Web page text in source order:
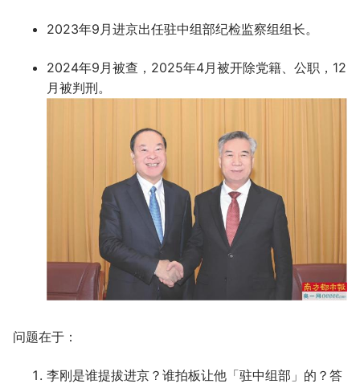
2023年9月进京出任驻中组部纪检监察组组长。
2024年9月被查，2025年4月被开除党籍、公职，12
月被判刑。
问题在于：
李刚是谁提拔进京？谁拍板让他「驻中组部」的？答